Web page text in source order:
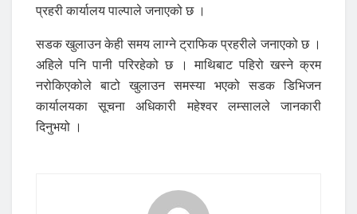
प्रहरी कार्यालय पाल्पाले जनाएको छ ।
सडक खुलाउन केही समय लाग्ने ट्राफिक प्रहरीले जनाएको छ ।
अहिले पनि पानी परिरहेको छ । माथिबाट पहिरो खस्ने क्रम
नरोकिएकोले बाटो खुलाउन समस्या भएको सडक डिभिजन
कार्यालयका सूचना अधिकारी महेश्वर लम्सालले जानकारी
दिनुभयो ।